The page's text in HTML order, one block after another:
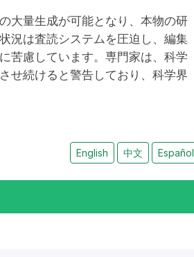
大量生成が可能となり、本物の研
況は査読システムを圧迫し、編集
苦慮しています。専門家は、科学
せ続けると警告しており、科学界
English 中文 Español